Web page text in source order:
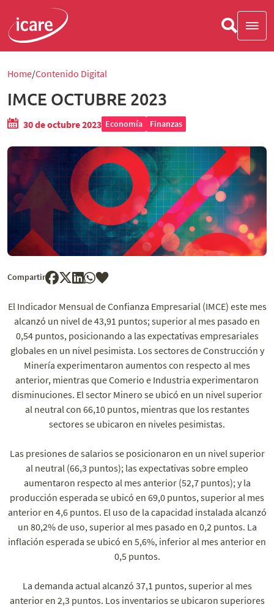
Home Contenido Digital
IMCE OCTUBRE 2023
30 de octubre 2023 Economía Finanzas
Compartir
El Indicador Mensual de Confianza Empresarial (IMCE) este mes
alcanzó un nivel de 43,91 puntos; superior al mes pasado en
0,54 puntos, posicionando a las expectativas empresariales
globales en un nivel pesimista. Los sectores de Construcción y
Minería experimentaron aumentos con respecto al mes
anterior, mientras que Comerio e Industria experimentaron
disminuciones. El sector Minero se ubicó en un nivel superior
al neutral con 66,10 puntos, mientras que los restantes
sectores se ubicaron en niveles pesimistas.
Las presiones de salarios se posicionaron en un nivel superior
al neutral (66,3 puntos); las expectativas sobre empleo
aumentaron respecto al mes anterior (52,7 puntos); y la
producción esperada se ubicó en 69,0 puntos, superior al mes
anterior en 4,6 puntos. El uso de la capacidad instalada alcanzó
un 80,2% de uso, superior al mes pasado en 0,2 puntos. La
inflación esperada se ubicó en 5,6%, inferior al mes anterior en
0,5 puntos.
La demanda actual alcanzó 37,1 puntos, superior al mes
anterior en 2,3 puntos. Los inventarios se ubicaron superiores